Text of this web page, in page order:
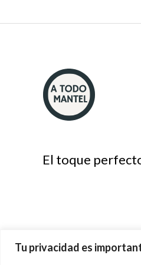
Tu privacidad es
El toque